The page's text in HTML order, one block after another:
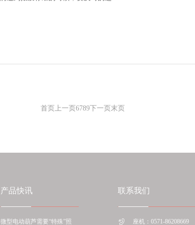
首页 上一页 6789下一页 末页
产品快讯
微型电动葫芦需要“特殊”照
联系我们
座机：0571-86208669